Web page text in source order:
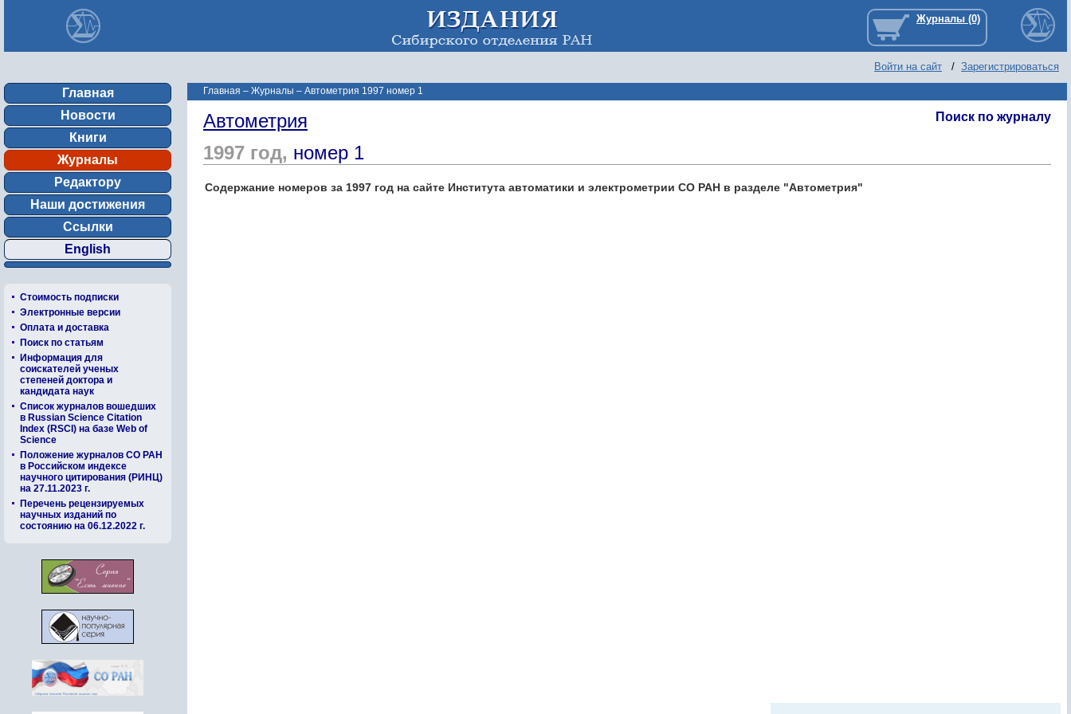
Войти на сайт / Зарегистрироваться
Главная
Новости
Книги
Журналы
Редактору
Наши достижения
Ссылки
English
Стоимость подписки
Электронные версии
Оплата и доставка
Поиск по статьям
Информация для
соискателей ученых
степеней доктора и
кандидата наук
Список журналов вошедших
в Russian Science Citation
Index (RSCI) на базе Web of
Science
Положение журналов СО РАН
в Российском индексе
научного цитирования (РИНЦ)
на 27.11.2023 г.
Перечень рецензируемых
научных изданий по
состоянию на 06.12.2022 г.
Главная – Журналы – Автометрия 1997 номер 1
Поиск по журналу
Автометрия
1997 год, номер 1
Содержание номеров за 1997 год на сайте Института автоматики и электрометрии СО РАН в разделе "Автометрия"